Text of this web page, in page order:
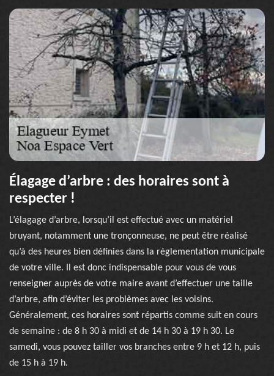
Élagage d’arbre : des horaires sont à
respecter !
L’élagage d’arbre, lorsqu’il est effectué avec un matériel
bruyant, notamment une tronçonneuse, ne peut être réalisé
qu’à des heures bien définies dans la réglementation municipale
de votre ville. Il est donc indispensable pour vous de vous
renseigner auprès de votre maire avant d’effectuer une taille
d’arbre, afin d’éviter les problèmes avec les voisins.
Généralement, ces horaires sont répartis comme suit en cours
de semaine : de 8 h 30 à midi et de 14 h 30 à 19 h 30. Le
samedi, vous pouvez tailler vos branches entre 9 h et 12 h, puis
de 15 h à 19 h.